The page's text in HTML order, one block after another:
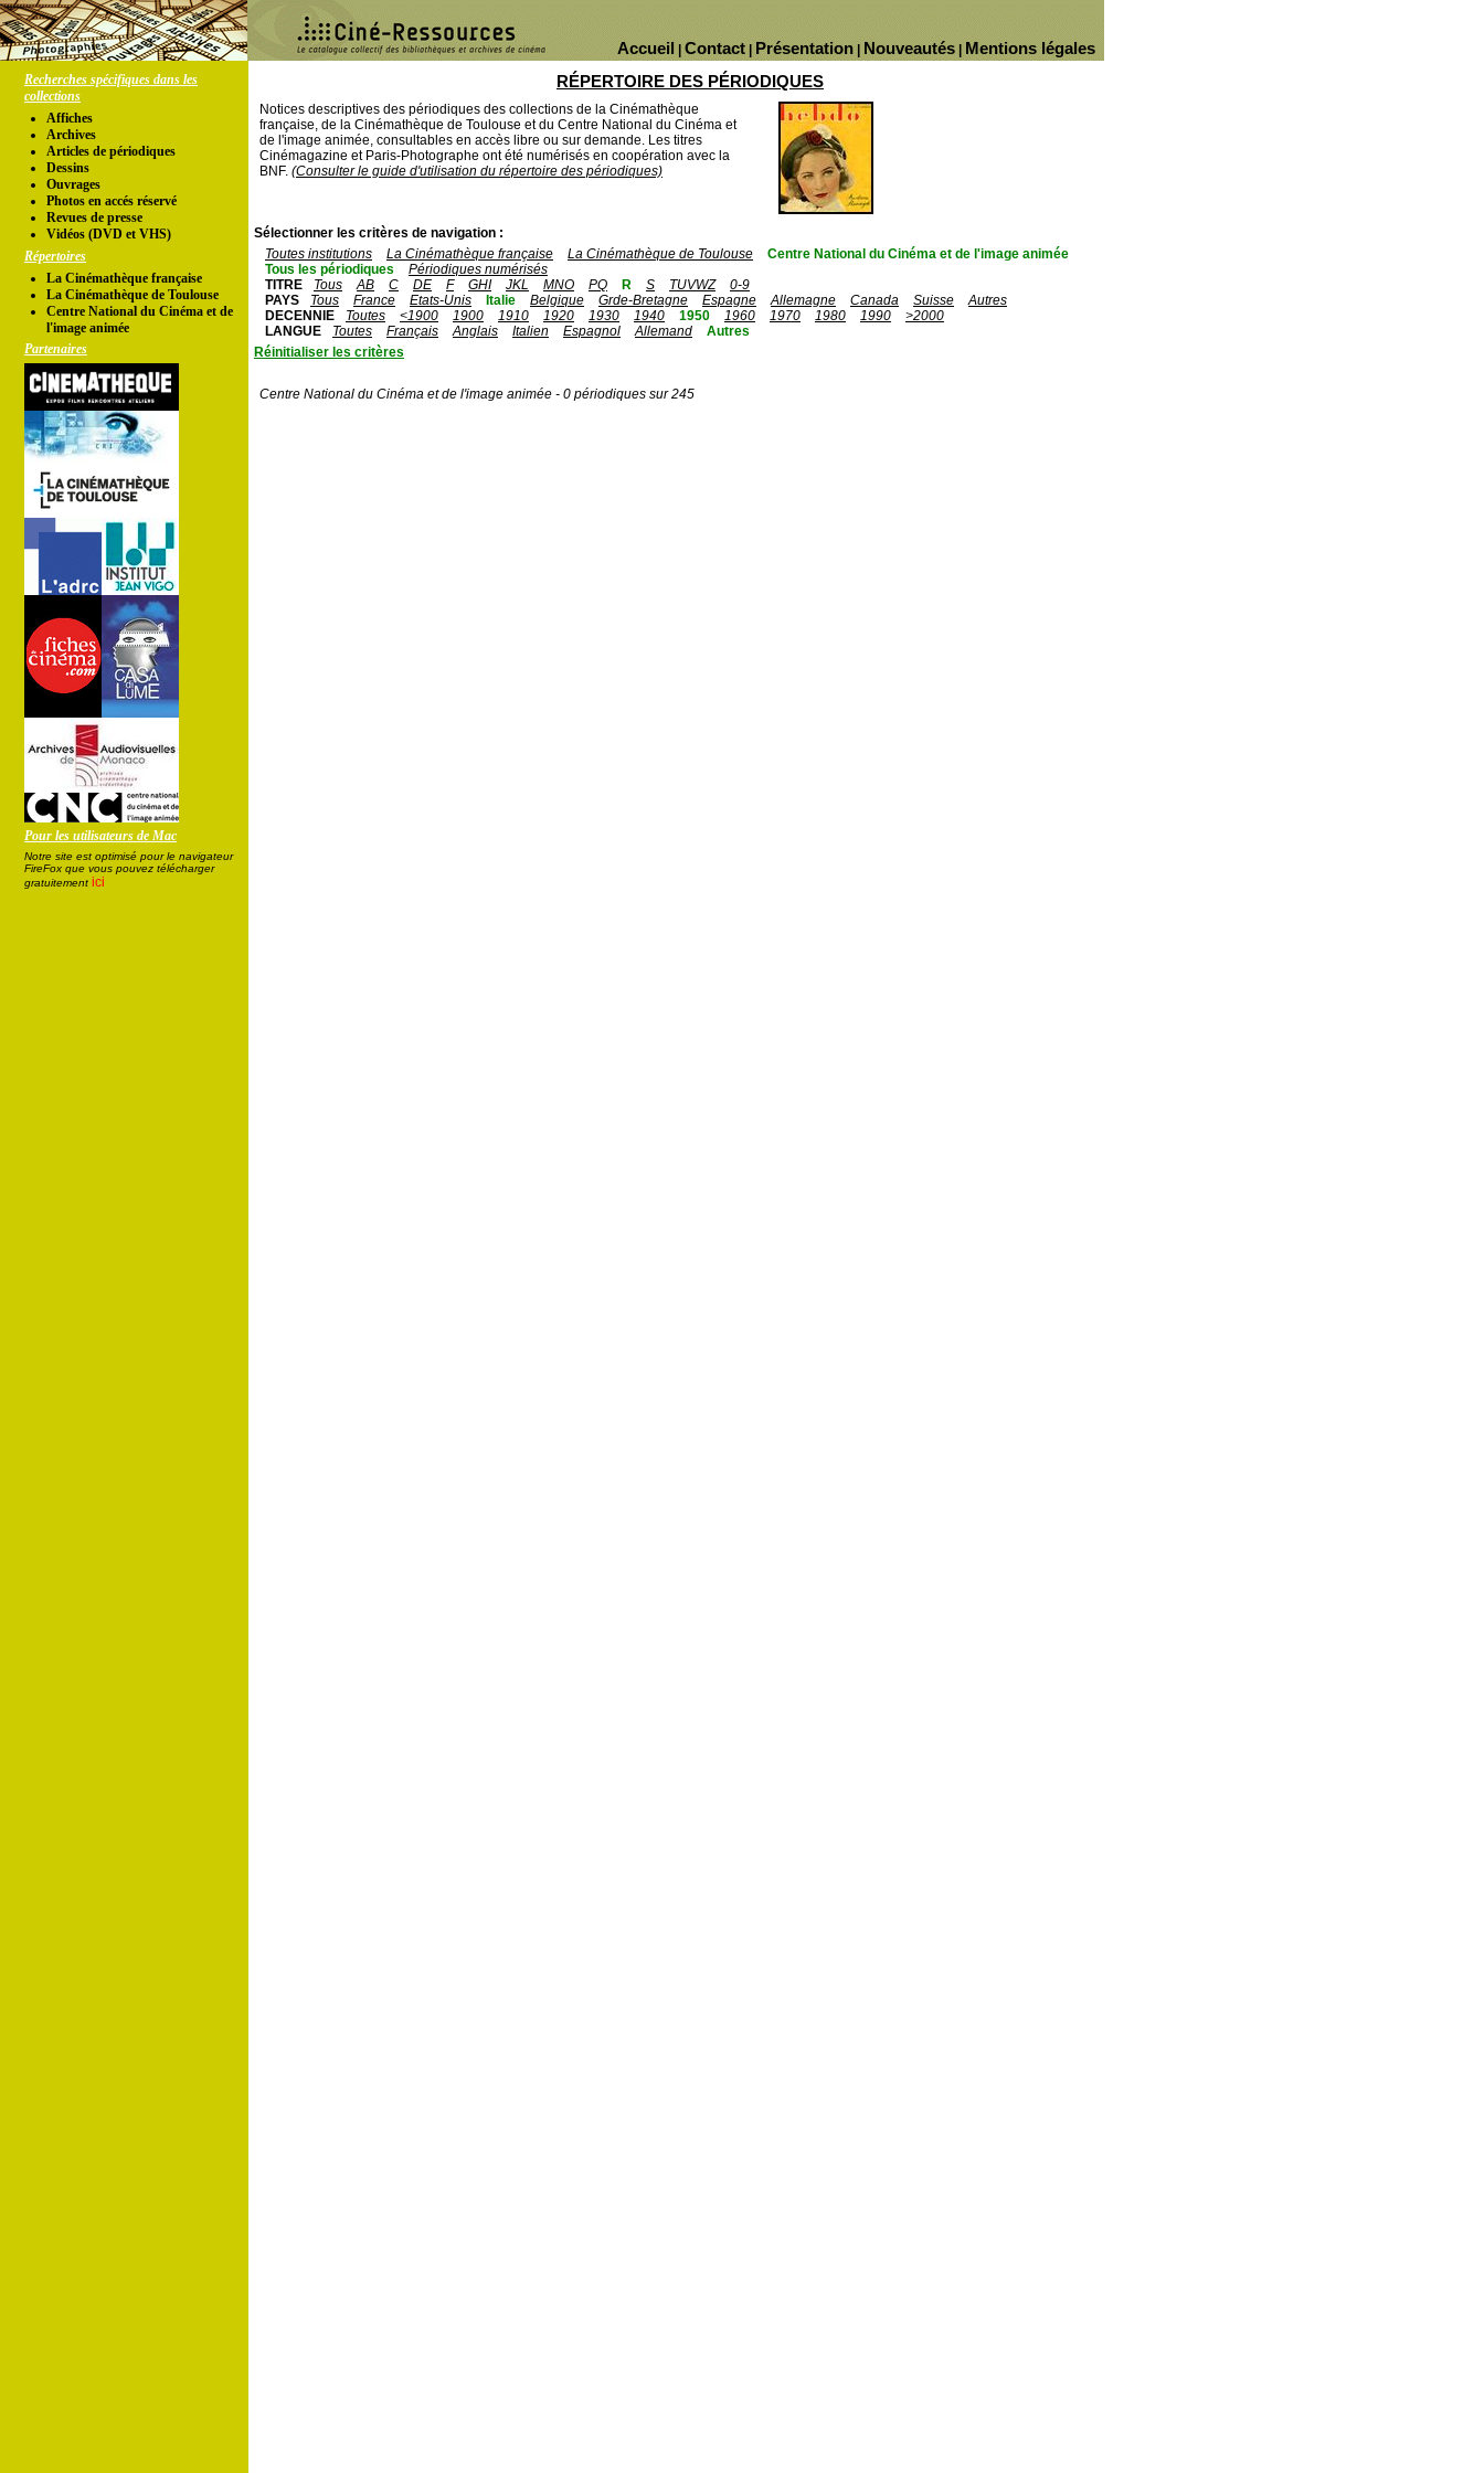
Mentions légales
Nouveautés
Présentation
Contact
Accueil
Recherches spécifiques dans les
collections
Affiches
Archives
Articles de périodiques
Dessins
Ouvrages
Photos en accés réservé
Revues de presse
Vidéos (DVD et VHS)
Répertoires
La Cinémathèque française
La Cinémathèque de Toulouse
Centre National du Cinéma et de
l'image animée
Partenaires
Pour les utilisateurs de Mac
Notre site est optimisé pour le navigateur
FireFox que vous pouvez télécharger
gratuitement ici
RÉPERTOIRE DES PÉRIODIQUES
Notices descriptives des périodiques des collections de la Cinémathèque
française, de la Cinémathèque de Toulouse et du Centre National du Cinéma et
de l'image animée, consultables en accès libre ou sur demande. Les titres
Cinémagazine et Paris-Photographe ont été numérisés en coopération avec la
BNF. (Consulter le guide d'utilisation du répertoire des périodiques)
Sélectionner les critères de navigation :
Toutes institutions
La Cinémathèque française La Cinémathèque de Toulouse
Centre National du Cinéma et de l'image animée
Tous les périodiques
Périodiques numérisés
TITRE
Tous AB C DE F GHI JKL MNO PQ R S TUVWZ
0-9
PAYS
Tous France Etats-Unis Italie Belgique Grde-Bretagne Espagne Allemagne Canada Suisse
Autres
DECENNIE
Toutes <1900 1900 1910 1920 1930 1940 1950 1960 1970 1980 1990
>2000
LANGUE
Toutes Français Anglais Italien Espagnol Allemand
Autres
Réinitialiser les critères
Centre National du Cinéma et de l'image animée - 0 périodiques sur 245